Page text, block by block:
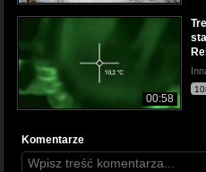
00:58
Komentarze